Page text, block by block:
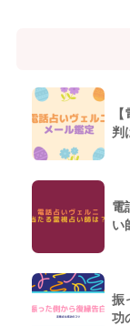
判
電
い
振
功